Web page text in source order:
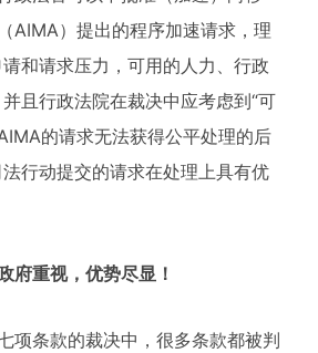
AIMA）提出的程序加速请求，理
和请求压力，可用的人力、行政
且行政法院在裁决中应考虑到“可
的请求无法获得公平处理的后
行动提交的请求在处理上具有优
府重视，优势尽显！
项条款的裁决中，很多条款都被判